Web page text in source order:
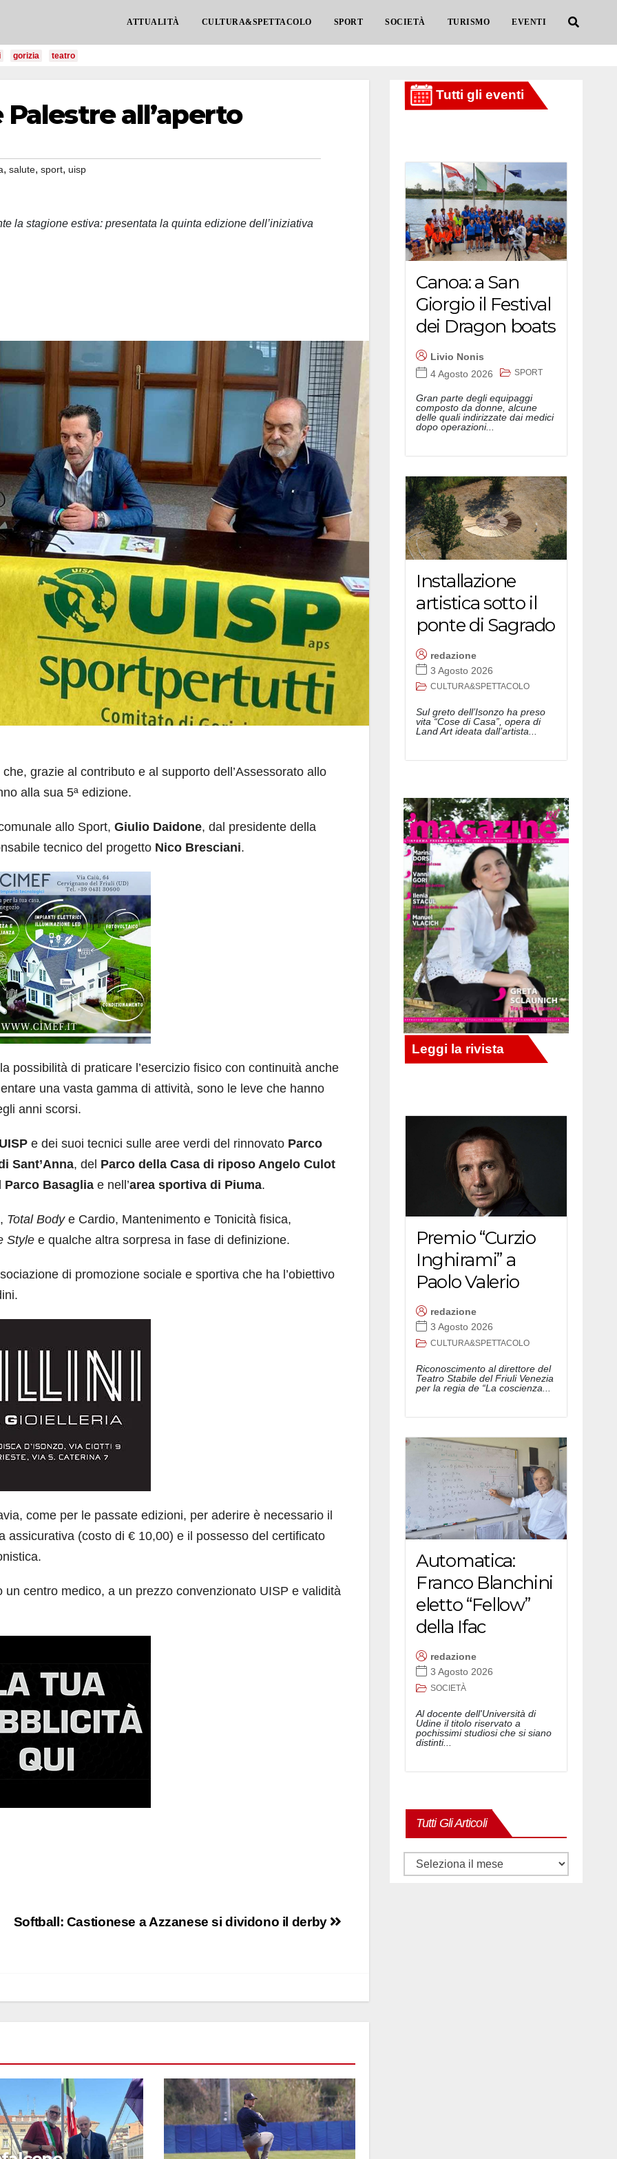
ATTUALITÀ CULTURA&SPETTACOLO SPORT SOCIETÀ TURISMO EVENTI
gorizia teatro
all’aperto
, salute, sport, uisp
la stagione estiva: presentata la quinta edizione dell’iniziativa
che, grazie al contributo e al supporto dell’Assessorato allo
alla sua 5ª edizione.
allo Sport, Giulio Daidone, dal presidente della
tecnico del progetto Nico Bresciani.
possibilità di praticare l’esercizio fisico con continuità anche
una vasta gamma di attività, sono le leve che hanno
anni scorsi.
UISP e dei suoi tecnici sulle aree verdi del rinnovato Parco
Sant’Anna, del Parco della Casa di riposo Angelo Culot
Parco Basaglia e nell’area sportiva di Piuma.
Total Bodye Cardio, Mantenimento e Tonicità fisica,
Style e qualche altra sorpresa in fase di definizione.
di promozione sociale e sportiva che ha l’obiettivo
come per le passate edizioni, per aderire è necessario il
assicurativa (costo di € 10,00) e il possesso del certificato
centro medico, a un prezzo convenzionato UISP e validità
Softball: Castionese a Azzanese si dividono il derby
Canoa: a San
Giorgio il Festival
dei Dragon boats
Livio Nonis
4 Agosto 2026
SPORT
Gran parte degli equipaggi
composto da donne, alcune
delle quali indirizzate dai medici
dopo operazioni...
Installazione
artistica sotto il
ponte di Sagrado
redazione
3 Agosto 2026
CULTURA&SPETTACOLO
Sul greto dell’Isonzo ha preso
vita “Cose di Casa”, opera di
Land Art ideata dall’artista...
Premio “Curzio
Inghirami” a
Paolo Valerio
redazione
3 Agosto 2026
CULTURA&SPETTACOLO
Riconoscimento al direttore del
Teatro Stabile del Friuli Venezia
per la regia de “La coscienza...
Automatica:
Franco Blanchini
eletto “Fellow”
della Ifac
redazione
3 Agosto 2026
SOCIETÀ
Al docente dell'Università di
Udine il titolo riservato a
pochissimi studiosi che si siano
distinti...
Tutti Gli Articoli
Tutti